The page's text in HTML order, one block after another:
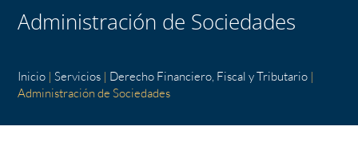
Administración de Sociedades
Inicio |Servicios | Derecho Financiero, Fiscal y Tributario |
Administración de Sociedades